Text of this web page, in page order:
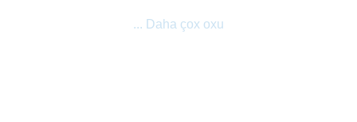
... Daha çox oxu